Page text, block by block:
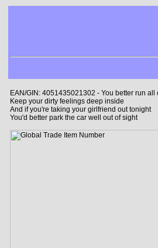
EAN/GIN: 4051435021302 - You better run
Keep your dirty feelings deep inside
And if you're taking your girlfriend out tonight
You'd better park the car well out of sight